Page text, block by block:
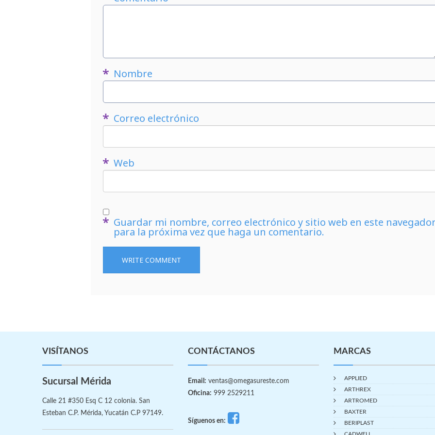
Nombre
Correo electrónico
Web
Guardar mi nombre, correo electrónico y sitio web en este
para la próxima vez que haga un comentario.
VISÍTANOS
Sucursal Mérida
Calle 21 #350 Esq C 12 colonia. San
Esteban C.P. Mérida, Yucatán C.P 97149.
CONTÁCTANOS
Email: ventas@omegasureste.com
Oficina: 999 2529211
Síguenos en:
MARCAS
APPLIED
ARTHREX
ARTROMED
BAXTER
BERIPLAST
CADWELL